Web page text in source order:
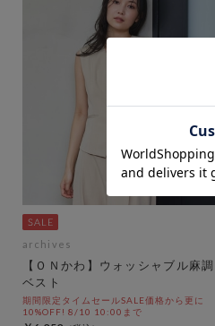
archives
【ＯＮかわ】ウォッシャブル麻調
ベスト
期間限定タイムセールSALE価格から更に
10%OFF! 8/10 10:00まで